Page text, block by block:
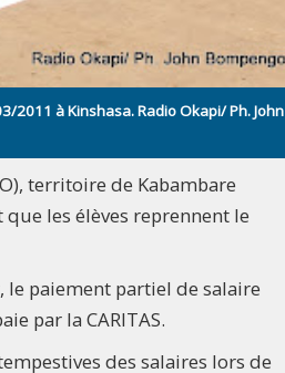
à Kinshasa. Radio Okapi/ Ph. John
territoire de Kabambare
les élèves reprennent le
paiement partiel de salaire
par la CARITAS.
des salaires lors de